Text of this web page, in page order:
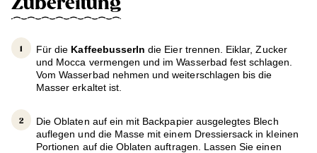
Für die Kaffeebusserln die Eier trennen. Eiklar, Zucker
und Mocca vermengen und im Wasserbad fest schlagen.
Vom Wasserbad nehmen und weiterschlagen bis die
Masser erkaltet ist.
Die Oblaten auf ein mit Backpapier ausgelegtes Blech
auflegen und die Masse mit einem Dressiersack in kleinen
Portionen auf die Oblaten auftragen. Lassen Sie einen